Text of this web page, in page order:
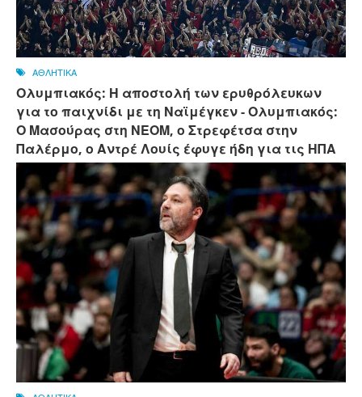
ΑΘΛΗΤΙΚΑ
Ολυμπιακός: Η αποστολή των ερυθρόλευκων
για το παιχνίδι με τη Ναϊμέγκεν - Ολυμπιακός:
Ο Μασούρας στη ΝΕΟΜ, ο Στρεφέτσα στην
Παλέρμο, ο Αντρέ Λουίς έφυγε ήδη για τις ΗΠΑ